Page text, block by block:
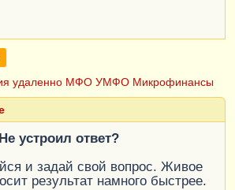
удаленно МФО УМФО Микрофинансы
Не устроил ответ?
и задай свой вопрос. Живое
результат намного быстрее.